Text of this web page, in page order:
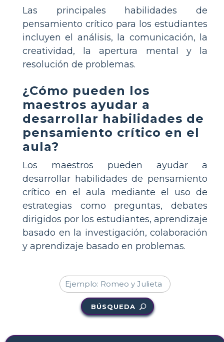
Las principales habilidades de
pensamiento crítico para los estudiantes
incluyen el análisis, la comunicación, la
creatividad, la apertura mental y la
resolución de problemas.
¿Cómo pueden los
maestros ayudar a
desarrollar habilidades de
pensamiento crítico en el
aula?
Los maestros pueden ayudar a
desarrollar habilidades de pensamiento
crítico en el aula mediante el uso de
estrategias como preguntas, debates
dirigidos por los estudiantes, aprendizaje
basado en la investigación, colaboración
y aprendizaje basado en problemas.
BÚSQUEDA